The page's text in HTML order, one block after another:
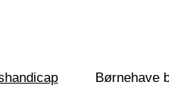
Børnehave